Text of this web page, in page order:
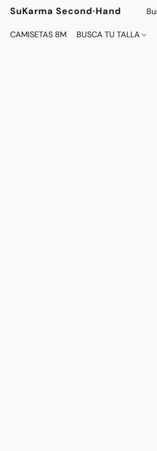
SuKarma Second·Hand
CAMISETAS 8M BUSCA TU TALLA